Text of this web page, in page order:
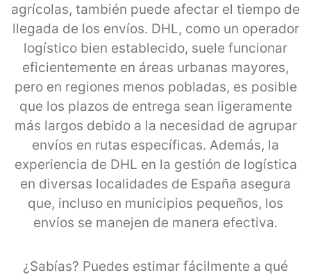
agrícolas, también puede afectar el tiempo de
llegada de los envíos. DHL, como un operador
logístico bien establecido, suele funcionar
eficientemente en áreas urbanas mayores,
pero en regiones menos pobladas, es posible
que los plazos de entrega sean ligeramente
más largos debido a la necesidad de agrupar
envíos en rutas específicas. Además, la
experiencia de DHL en la gestión de logística
en diversas localidades de España asegura
que, incluso en municipios pequeños, los
envíos se manejen de manera efectiva.
¿Sabías? Puedes estimar fácilmente a qué